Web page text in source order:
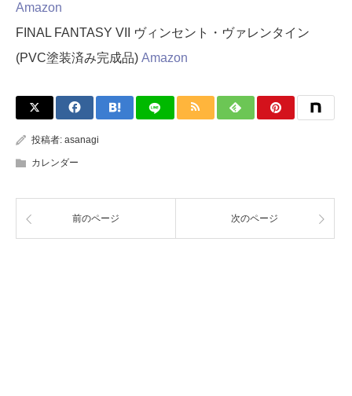
Amazon
FINAL FANTASY VII ヴィンセント・ヴァレンタイン
(PVC塗装済み完成品) Amazon
投稿者: asanagi
カレンダー
前のページ 次のページ